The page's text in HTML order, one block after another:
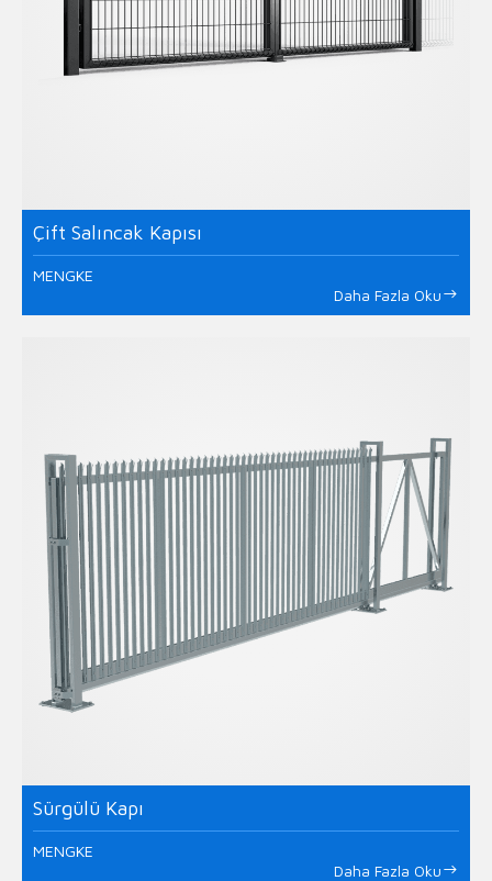
Çift Salıncak Kapısı
MENGKE
Daha Fazla Oku
Sürgülü Kapı
MENGKE
Daha Fazla Oku